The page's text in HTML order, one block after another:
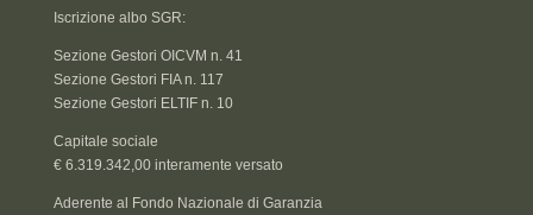
Iscrizione albo SGR:
Sezione Gestori OICVM n. 41
Sezione Gestori FIA n. 117
Sezione Gestori ELTIF n. 10
Capitale sociale
€ 6.319.342,00 interamente versato
Aderente al Fondo Nazionale di Garanzia